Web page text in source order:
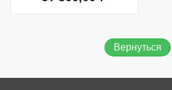
Вернуться